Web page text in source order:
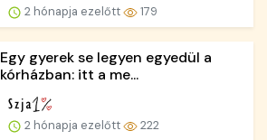
2 hónapja ezelőtt 179
Egy gyerek se legyen egyedül a
kórházban: itt a me...
2 hónapja ezelőtt 222